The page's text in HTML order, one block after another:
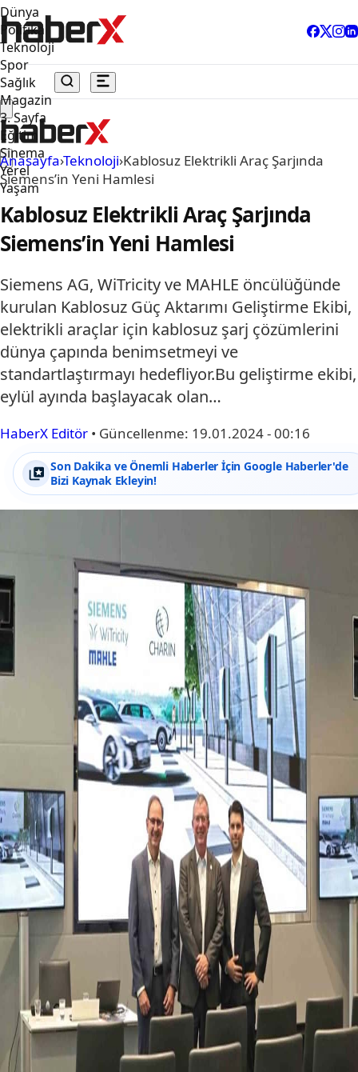
Dünya
Politika
Teknoloji
Spor
Sağlık
Magazin
3. Sayfa
Eğitim
Sinema
Yerel
Yaşam
Anasayfa›Teknoloji›Kablosuz Elektrikli Araç Şarjında
Siemens’in Yeni Hamlesi
Kablosuz Elektrikli Araç Şarjında
Siemens’in Yeni Hamlesi
Siemens AG, WiTricity ve MAHLE öncülüğünde
kurulan Kablosuz Güç Aktarımı Geliştirme Ekibi,
elektrikli araçlar için kablosuz şarj çözümlerini
dünya çapında benimsetmeyi ve
standartlaştırmayı hedefliyor.Bu geliştirme ekibi,
eylül ayında başlayacak olan…
HaberX Editör • Güncellenme: 19.01.2024 - 00:16
Son Dakika ve Önemli Haberler İçin Google Haberler'de
Bizi Kaynak Ekleyin!